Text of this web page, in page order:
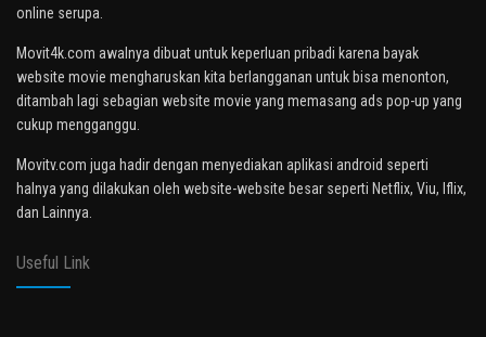
online serupa.
Movit4k.com awalnya dibuat untuk keperluan pribadi karena bayak
website movie mengharuskan kita berlangganan untuk bisa menonton,
ditambah lagi sebagian website movie yang memasang ads pop-up yang
cukup mengganggu.
Movitv.com juga hadir dengan menyediakan aplikasi android seperti
halnya yang dilakukan oleh website-website besar seperti Netflix, Viu, Iflix,
dan Lainnya.
Useful Link